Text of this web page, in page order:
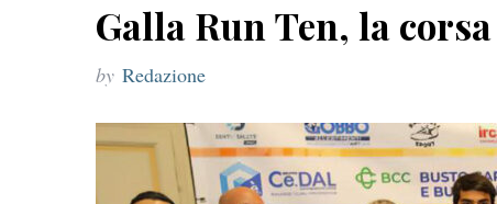
Galla Run Ten, la
by Redazione